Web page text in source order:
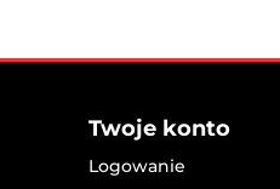
Twoje konto
Logowanie